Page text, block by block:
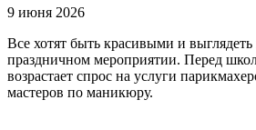
9 июня 2026
Все хотят быть красивыми и
праздничном мероприятии. Перед
возрастает спрос на услуги
мастеров по маникюру.